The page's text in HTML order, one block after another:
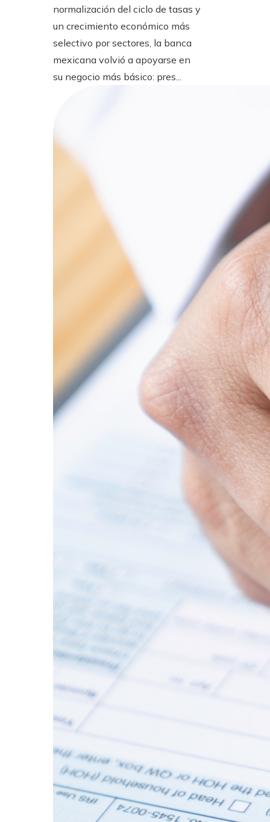
normalización del ciclo de tasas y
un crecimiento económico más
selectivo por sectores, la banca
mexicana volvió a apoyarse en
su negocio más básico: pres...